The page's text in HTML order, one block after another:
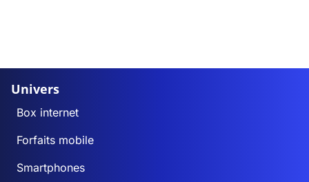
Univers
Box internet
Forfaits mobile
Smartphones